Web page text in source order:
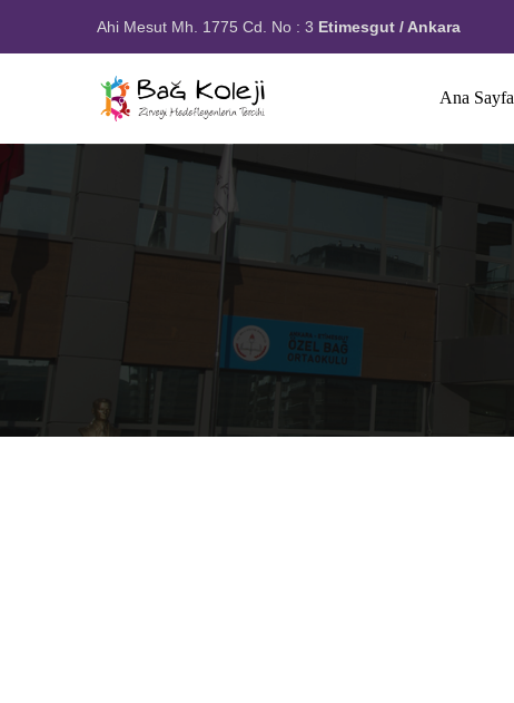
Ahi Mesut Mh. 1775 Cd. No : 3 Etimesgut / Ankara
Ana Sayfa